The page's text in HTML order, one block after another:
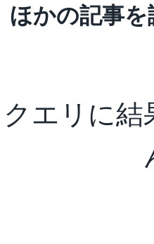
ほかの記事を
クエリに結